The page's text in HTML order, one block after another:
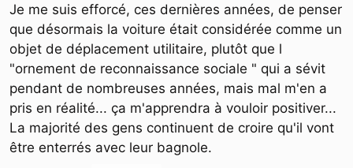
Je me suis efforcé, ces dernières années, de penser
que désormais la voiture était considérée comme un
objet de déplacement utilitaire, plutôt que l
"ornement de reconnaissance sociale " qui a sévit
pendant de nombreuses années, mais mal m'en a
pris en réalité... ça m'apprendra à vouloir positiver...
La majorité des gens continuent de croire qu'il vont
être enterrés avec leur bagnole.